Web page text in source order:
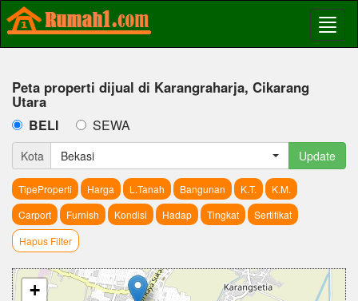
Peta properti dijual di Karangraharja, Cikarang
Utara
BELI SEWA
Kota Bekasi Update
TipeProperti Harga L.Tanah Bangunan K.T.
K.M.
Carport
Furnish Kondisi Hadap Tingkat
Sertifikat
Hapus Filter
+